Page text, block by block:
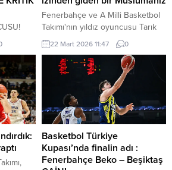
A
Dünya
için
–
Fenerbahçe ve A Milli Basketbol
Takımı'nın yıldız oyuncusu Tarık
Biberovic, "Biz Allah'ın yolundan,
peygamberimizin izinden giden
Müslümanız. Öz güvenimi
sağlayan şey bu" açıklamasını
22 Mart 2026 11:47 0
Basketbol Türkiye
Kupası’nda finalin adı :
Fenerbahçe Beko – Beşiktaş